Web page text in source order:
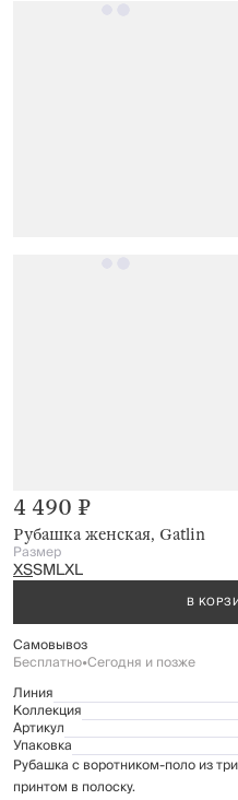
Рубашка женская, Gatlin
4 490 ₽
Размер
XSSMLXL
В
Самовывоз
Бесплатно•Сегодня и позже
Линия
Коллекция
Артикул
Упаковка
Рубашка с воротником-поло из
принтом в полоску.